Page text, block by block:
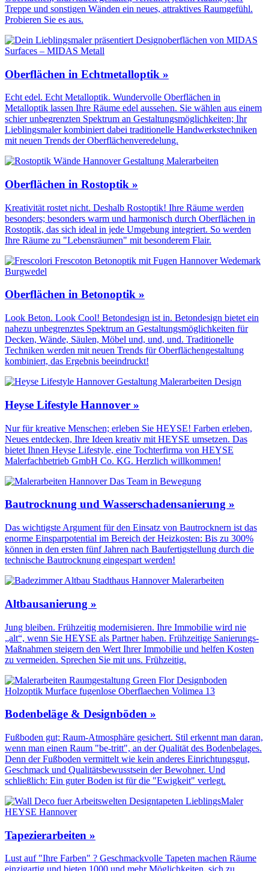
Treppe und sonstigen Wänden ein neues, attraktives Raumgefühl.
Probieren Sie es aus.
Oberflächen in Echtmetalloptik »
Echt edel. Echt Metalloptik. Wundervolle Oberflächen in
Metalloptik lassen Ihre Räume edel aussehen. Sie wählen aus einem
schier unbegrenzten Spektrum an Gestaltungs­möglichkeiten; Ihr
Lieblingsmaler kombiniert dabei traditionelle Handwerks­techniken
mit neuen Trends der Oberflächen­veredelung.
Oberflächen in Rostoptik »
Kreativität rostet nicht. Deshalb Rostoptik! Ihre Räume werden
besonders; besonders warm und harmonisch durch Oberflächen in
Rostoptik, das sich ideal in jede Umgebung integriert. So werden
Ihre Räume zu "Lebensräumen" mit besonderem Flair.
Oberflächen in Betonoptik »
Look Beton. Look Cool! Betondesign ist in. Betondesign bietet ein
nahezu unbegrenztes Spektrum an Gestaltungs­möglichkeiten für
Decken, Wände, Säulen, Möbel und, und, und. Traditionelle
Techniken werden mit neuen Trends für Oberflächen­gestaltung
kombiniert, das Ergebnis beeindruckt!
Heyse Lifestyle Hannover »
Nur für kreative Menschen; erleben Sie HEYSE! Farben erleben,
Neues entdecken, Ihre Ideen kreativ mit HEYSE umsetzen. Das
bietet Ihnen Heyse Lifestyle, eine Tochterfirma von HEYSE
Malerfachbetrieb GmbH Co. KG. Herzlich willkommen!
Bautrocknung und Wasserschadensanierung »
Das wichtigste Argument für den Einsatz von Bautrocknern ist das
enorme Einsparpotential im Bereich der Heizkosten: Bis zu 300%
können in den ersten fünf Jahren nach Baufertigstellung durch die
technische Bautrocknung eingespart werden!
Altbausanierung »
Jung bleiben. Frühzeitig modernisieren. Ihre Immobilie wird nie
„alt“, wenn Sie HEYSE als Partner haben. Frühzeitige Sanierungs-
Maßnahmen steigern den Wert Ihrer Immobilie und helfen Kosten
zu vermeiden. Sprechen Sie mit uns. Frühzeitig.
Bodenbeläge & Designböden »
Fußboden gut; Raum-Atmosphäre gesichert. Stil erkennt man daran,
wenn man einen Raum "be-tritt", an der Qualität des Boden­belages.
Denn der Fuß­boden vermittelt wie kein anderes Einrichtungs­gut,
Geschmack und Qualitäts­bewusstsein der Bewohner. Und
schließlich: Ein guter Boden ist für die "Ewigkeit" verlegt.
Tapezierarbeiten »
Lust auf "Ihre Farben" ? Geschmackvolle Tapeten machen Räume